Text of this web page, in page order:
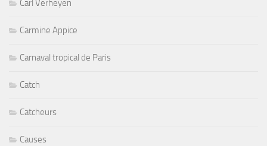
Carl Verheyen
Carmine Appice
Carnaval tropical de Paris
Catch
Catcheurs
Causes